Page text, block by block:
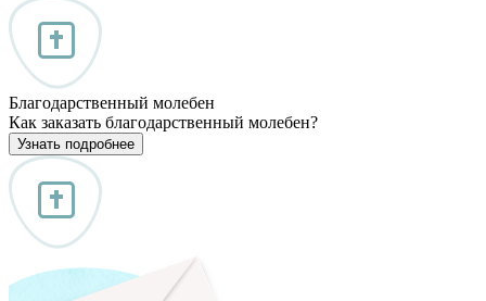
Благодарственный молебен
Как заказать благодарственный молебен?
Узнать подробнее